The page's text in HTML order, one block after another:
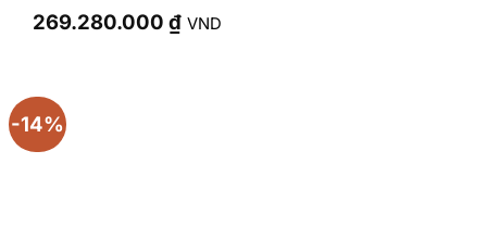
269.280.000 ₫ VND
-14%